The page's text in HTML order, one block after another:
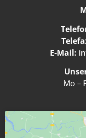
E-Mail:
Mo –